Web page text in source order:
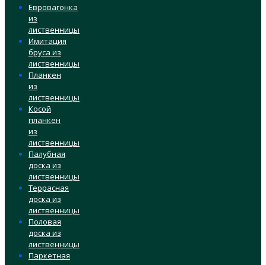
Евровагонка
из
лиственницы
Имитация
бруса из
лиственницы
Планкен
из
лиственницы
Косой
планкен
из
лиственницы
Палубная
доска из
лиственницы
Террасная
доска из
лиственницы
Половая
доска из
лиственницы
Паркетная